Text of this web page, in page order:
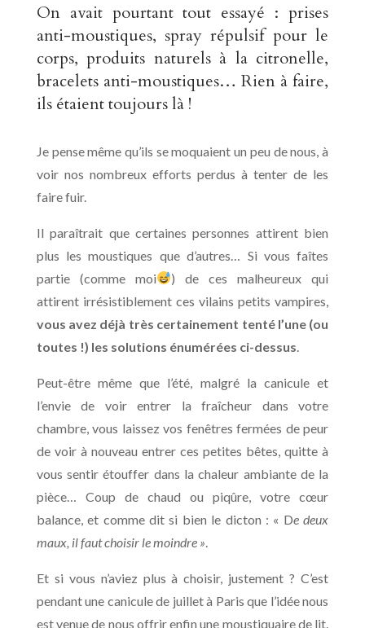
On avait pourtant tout essayé : prises
anti-moustiques, spray répulsif pour le
corps, produits naturels à la citronelle,
bracelets anti-moustiques… Rien à faire,
ils étaient toujours là !
Je pense même qu’ils se moquaient un peu de nous, à
voir nos nombreux efforts perdus à tenter de les
faire fuir.
Il paraîtrait que certaines personnes attirent bien
plus les moustiques que d’autres… Si vous faîtes
partie (comme moi
) de ces malheureux qui
attirent irrésistiblement ces vilains petits vampires,
vous avez déjà très certainement tenté l’une (ou
toutes !) les solutions énumérées ci-dessus
Peut-être même que l’été, malgré la canicule et
l’envie de voir entrer la fraîcheur dans votre
chambre, vous laissez vos fenêtres fermées de peur
de voir à nouveau entrer ces petites bêtes, quitte à
vous sentir étouffer dans la chaleur ambiante de la
pièce… Coup de chaud ou piqûre, votre cœur
balance, et comme dit si bien le dicton : « De deux
maux, il faut choisir le moindre »
Et si vous n’aviez plus à choisir, justement ? C’est
pendant une canicule de juillet à Paris que l’idée nous
est venue de nous offrir enfin une moustiquaire de lit.